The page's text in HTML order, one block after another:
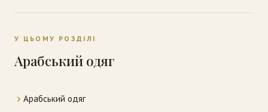
У ЦЬОМУ РОЗДІЛІ
Арабський одяг
Арабський одяг